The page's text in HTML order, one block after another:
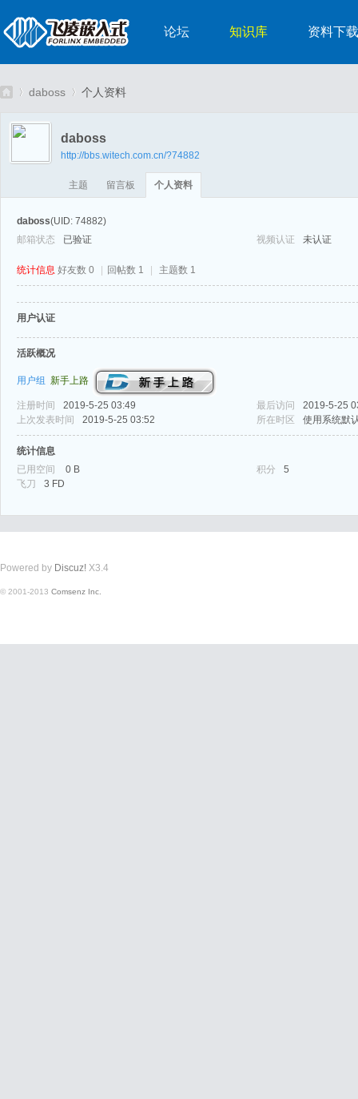
论坛 知识库 资料下载
嵌›
daboss
›
个人资料
daboss
http://bbs.witech.com.cn/?74882
主题 留言板 个人资料
daboss(UID: 74882)
邮箱状态
已验证 视频认证 未认证
统计信息 好友数 0 回帖数 1 主题数 1
用户认证
活跃概况
用户组 新手上路
注册时间 2019-5-25 03:49 最后访问
2019-5-25
上次发表时间
2019-5-25 03:52 所在时区 使用系统默
统计信息
已用空间
0 B 积分
5
飞刀
3 FD
Powered by Discuz! X3.4
© 2001-2013 Comsenz Inc.